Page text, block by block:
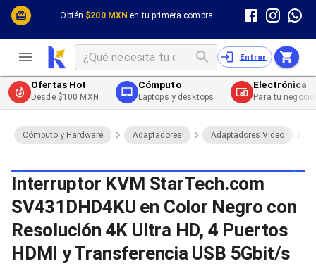
Obtén $200 MXN en tu primera compra.
Cómputo y Hardware
Desktop y Portátiles
Impresión y Consumibles
Celulares y Telefonía
Energía
Entrar
Cómputo y Hardware
Cables
Cables PC
Cables PC USB
Cables PC Serial
Cables PC SATA / eSATA
Cables PC SAS
Cables PC VGA / HD15
Cables de Audio / Video HDMI
Cables de Audio / Video VGA
Cables de Audio / Video RCA
Cables de Audio / Video Toslink
Cables de Energía
Cables de Poder (Interno)
Cables de Poder (Externo)
Ofertas Hot
Desde $100 MXN
Cómputo
Laptops y desktops
Electrónica
Para tu
Cómputo y Hardware Adaptadores Adaptadores Video
Interruptor KVM StarTech.com
SV431DHD4KU en Color Negro con
Resolución 4K Ultra HD, 4 Puertos
HDMI y Transferencia USB 5Gbit/s